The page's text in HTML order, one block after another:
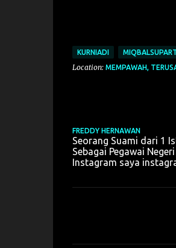
KURNIADI
Location: MEMPAWAH,
FREDDY HERNAWAN
Seorang Suami dari 1
Sebagai Pegawai
Instagram saya